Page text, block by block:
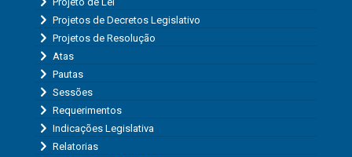
Projetos de Decretos Legislativo
Projetos de Resolução
Atas
Pautas
Sessões
Requerimentos
Indicações Legislativa
Relatorias